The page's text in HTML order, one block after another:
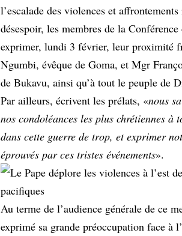
l’escalade des violences et
désespoir, les membres de la
exprimer, lundi 3 février, leur proximité
Ngumbi, évêque de Goma, et Mgr
de Bukavu, ainsi qu’à tout le peuple de
Par ailleurs, écrivent les prélats, «nous
nos condoléances les plus chrétiennes
dans cette guerre de trop, et exprimer
éprouvés par ces tristes événements».
Au terme de l’audience générale de ce
exprimé sa grande préoccupation face à